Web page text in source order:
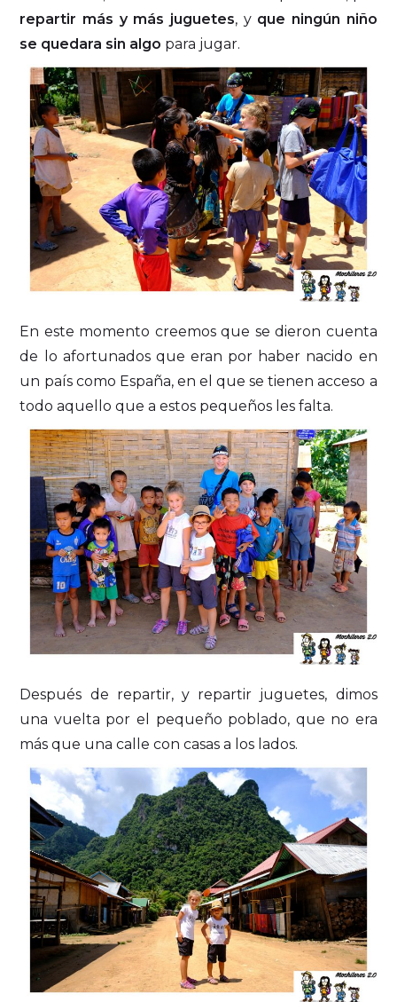
repartir más y más juguetes, y que ningún niño
se quedara sin algo para jugar.
En este momento creemos que se dieron cuenta
de lo afortunados que eran por haber nacido en
un país como España, en el que se tienen acceso a
todo aquello que a estos pequeños les falta.
Después de repartir, y repartir juguetes, dimos
una vuelta por el pequeño poblado, que no era
más que una calle con casas a los lados.